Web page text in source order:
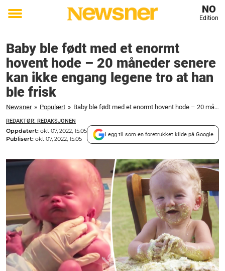
Toggle
NO
Edition
Baby ble født med et enormt
hovent hode – 20 måneder senere
kan ikke engang legene tro at han
ble frisk
Newsner » Populært » Baby ble født med et enormt hovent hode – 20 måneder senere kan ikke engang legene tro at han ble frisk
REDAKTØR: REDAKSJONEN
Oppdatert: okt 07, 2022, 15:05
Publisert: okt 07, 2022, 15:05
Legg til som en foretrukket kilde på Google